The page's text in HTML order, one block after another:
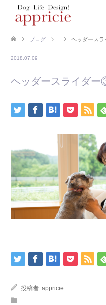
ブログ ヘッダース
2018.07.09
ヘッダースライダ
投稿者: appricie